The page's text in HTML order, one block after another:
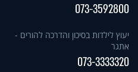
073-3592800
יעוץ לילדות בסיכון והדרכה להורים -
אתגר
073-3333320